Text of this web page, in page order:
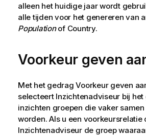
alleen het huidige jaar wordt
alle tijden voor het genereren van
Populationof Country.
Voorkeur geven
Met het gedrag Voorkeur geven
selecteert Inzichtenadviseur bij het
inzichten groepen die vaker
worden. Als u een voorkeursrelatie
Inzichtenadviseurde groep